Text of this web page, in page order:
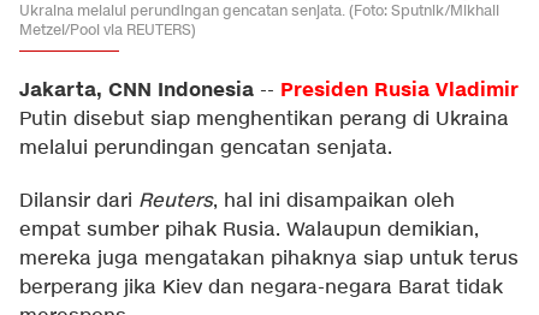
Ukraina melalui perundingan gencatan senjata. (Foto: Sputnik/Mikhail
Metzel/Pool via REUTERS)
Jakarta, CNN Indonesia -- Presiden Rusia Vladimir
Putin disebut siap menghentikan perang di Ukraina
melalui perundingan gencatan senjata.
Dilansir dari Reuters, hal ini disampaikan oleh
empat sumber pihak Rusia. Walaupun demikian,
mereka juga mengatakan pihaknya siap untuk terus
berperang jika Kiev dan negara-negara Barat tidak